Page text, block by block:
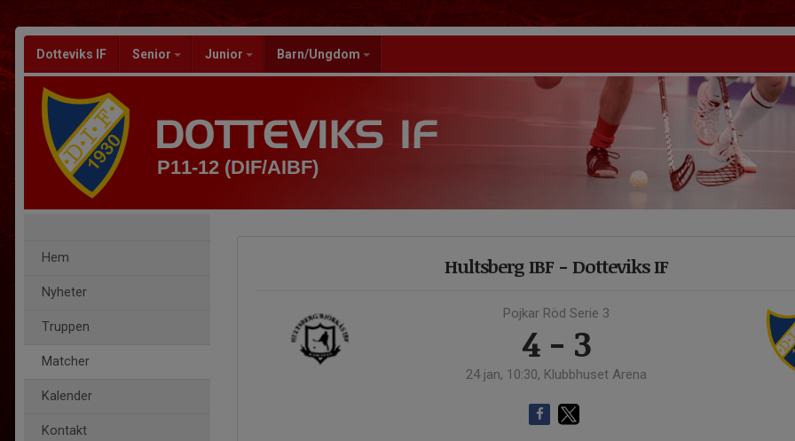
Dotteviks IF Senior Junior Barn/Ungdom
P11-12 (DIF/AIBF)
Hem
Nyheter
Truppen
Matcher
Kalender
Kontakt
Hultsberg IBF - Dotteviks IF
Pojkar Röd Serie 3
4 - 3
24 jan, 10:30, Klubbhuset Arena